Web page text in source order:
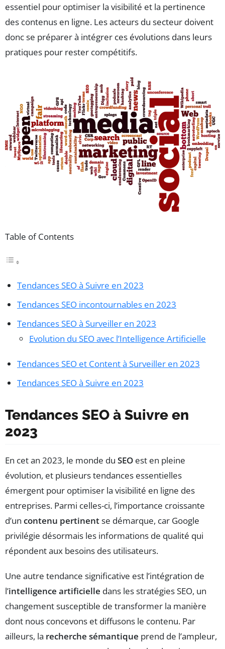
essentiel pour optimiser la visibilité et la pertinence
des contenus en ligne. Les acteurs du secteur doivent
donc se préparer à intégrer ces évolutions dans leurs
pratiques pour rester compétitifs.
Table of Contents
Tendances SEO à Suivre en 2023
Tendances SEO incontournables en 2023
Tendances SEO à Surveiller en 2023
Evolution du SEO avec l’Intelligence Artificielle
Tendances SEO et Content à Surveiller en 2023
Tendances SEO à Suivre en 2023
Tendances SEO à Suivre en
2023
En cet an 2023, le monde du SEO est en pleine
évolution, et plusieurs tendances essentielles
émergent pour optimiser la visibilité en ligne des
entreprises. Parmi celles-ci, l’importance croissante
d’un contenu pertinentse démarque, car Google
privilégie désormais les informations de qualité qui
répondent aux besoins des utilisateurs.
Une autre tendance significative est l’intégration de
l’intelligence artificielle dans les stratégies SEO, un
changement susceptible de transformer la manière
dont nous concevons et diffusons le contenu. Par
ailleurs, la recherche sémantique prend de l’ampleur,